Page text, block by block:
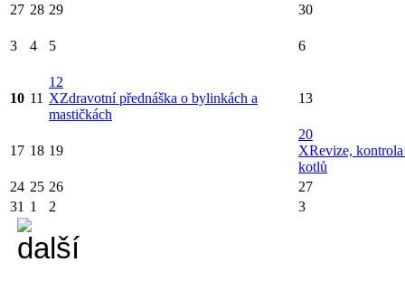
27 28 29 30
3 4 5 6
10 11
12
XZdravotní přednáška o bylinkách a
mastičkách
13
17 18 19
20
XRevize,
kotlů
24 25 26
27
31 1 2 3